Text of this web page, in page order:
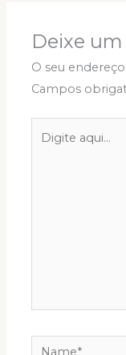
Deixe
O seu
Campos
aqui...
Name*